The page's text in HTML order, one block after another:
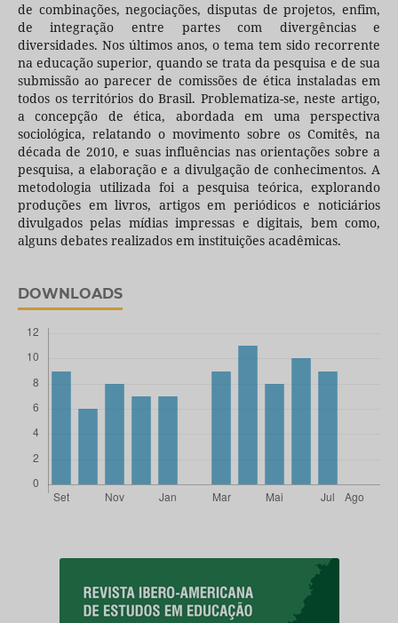
de combinações, negociações, disputas de projetos, enfim,
de integração entre partes com divergências e
diversidades. Nos últimos anos, o tema tem sido recorrente
na educação superior, quando se trata da pesquisa e de sua
submissão ao parecer de comissões de ética instaladas em
todos os territórios do Brasil. Problematiza-se, neste artigo,
a concepção de ética, abordada em uma perspectiva
sociológica, relatando o movimento sobre os Comitês, na
década de 2010, e suas influências nas orientações sobre a
pesquisa, a elaboração e a divulgação de conhecimentos. A
metodologia utilizada foi a pesquisa teórica, explorando
produções em livros, artigos em periódicos e noticiários
divulgados pelas mídias impressas e digitais, bem como,
alguns debates realizados em instituições acadêmicas.
DOWNLOADS